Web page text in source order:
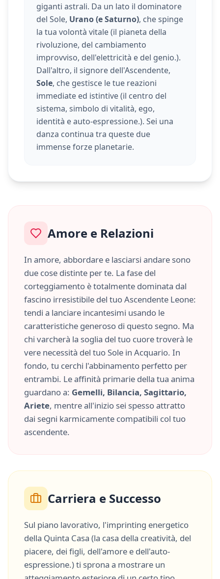
giganti astrali. Da un lato il dominatore
del Sole, Urano (e Saturno), che spinge
la tua volontà vitale (il pianeta della
rivoluzione, del cambiamento
improvviso, dell'elettricità e del genio.).
Dall'altro, il signore dell'Ascendente,
Sole, che gestisce le tue reazioni
immediate ed istintive (il centro del
sistema, simbolo di vitalità, ego,
identità e auto-espressione.). Sei una
danza continua tra queste due
immense forze planetarie.
Amore e Relazioni
In amore, abbordare e lasciarsi andare sono
due cose distinte per te. La fase del
corteggiamento è totalmente dominata dal
fascino irresistibile del tuo Ascendente Leone:
tendi a lanciare incantesimi usando le
caratteristiche generoso di questo segno. Ma
chi varcherà la soglia del tuo cuore troverà le
vere necessità del tuo Sole in Acquario. In
fondo, tu cerchi l'abbinamento perfetto per
entrambi. Le affinità primarie della tua anima
guardano a: Gemelli, Bilancia, Sagittario,
Ariete, mentre all'inizio sei spesso attratto
dai segni karmicamente compatibili col tuo
ascendente.
Carriera e Successo
Sul piano lavorativo, l'imprinting energetico
della Quinta Casa (la casa della creatività, del
piacere, dei figli, dell'amore e dell'auto-
espressione.) ti sprona a mostrare un